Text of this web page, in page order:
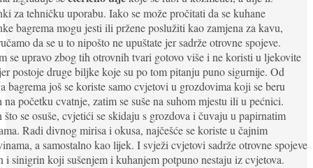
za tehničku uporabu. Iako se može pročitati da se kuhane
bagrema mogu jesti ili pržene poslužiti kao zamjena za kavu,
da se u to nipošto ne upuštate jer sadrže otrovne spojeve.
se upravo zbog tih otrovnih tvari gotovo više i ne koristi u ljekovite
postoje druge biljke koje su po tom pitanju puno sigurnije. Od
bagrema još se koriste samo cvjetovi u grozdovima koji se beru
na početku cvatnje, zatim se suše na suhom mjestu ili u pećnici.
što se osuše, cvjetići se skidaju s grozdova i čuvaju u papirnatim
Radi divnog mirisa i okusa, najčešće se koriste u čajnim
a samostalno kao lijek. I svježi cvjetovi sadrže otrovne spojeve
i sinigrin koji sušenjem i kuhanjem potpuno nestaju iz cvjetova.